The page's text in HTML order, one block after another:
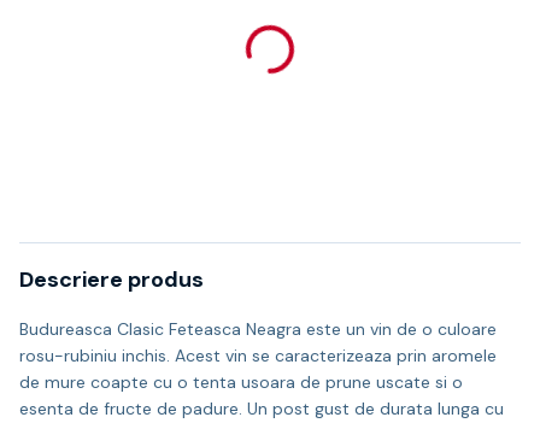
Descriere produs
Budureasca Clasic Feteasca Neagra este un vin de o culoare
rosu-rubiniu inchis. Acest vin se caracterizeaza prin aromele
de mure coapte cu o tenta usoara de prune uscate si o
esenta de fructe de padure. Un post gust de durata lunga cu